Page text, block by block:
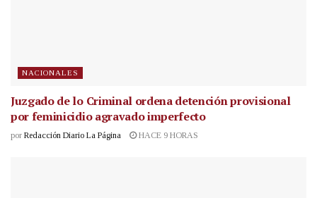
NACIONALES
Juzgado de lo Criminal ordena detención provisional
por feminicidio agravado imperfecto
por Redacción Diario La Página HACE 9 HORAS